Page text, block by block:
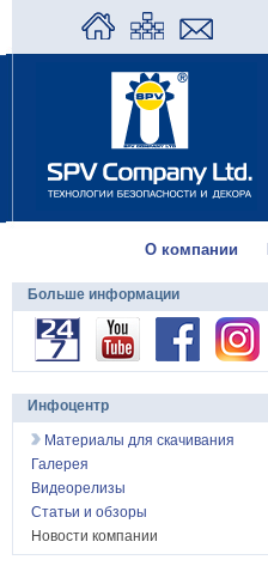
О компании
Больше информации
Инфоцентр
Материалы для скачивания
Галерея
Видеорелизы
Статьи и обзоры
Новости компании